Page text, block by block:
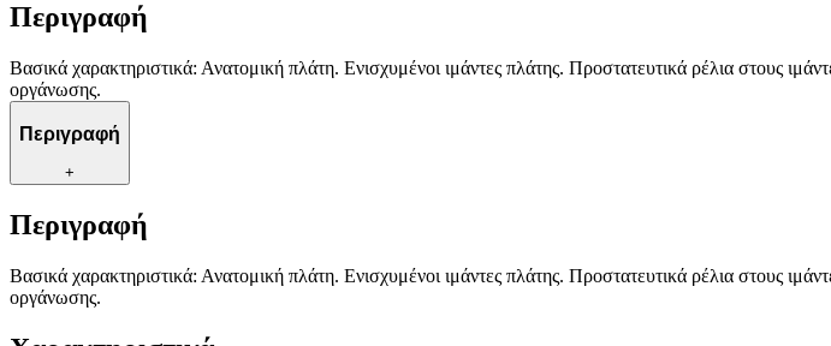
Περιγραφή
Βασικά χαρακτηριστικά: Ανατομική πλάτη. Ενισχυμένοι ιμάντες πλάτης. Προστατευτικά ρέλια στους
οργάνωσης.
Περιγραφή
+
Περιγραφή
Βασικά χαρακτηριστικά: Ανατομική πλάτη. Ενισχυμένοι ιμάντες πλάτης. Προστατευτικά ρέλια στους
οργάνωσης.